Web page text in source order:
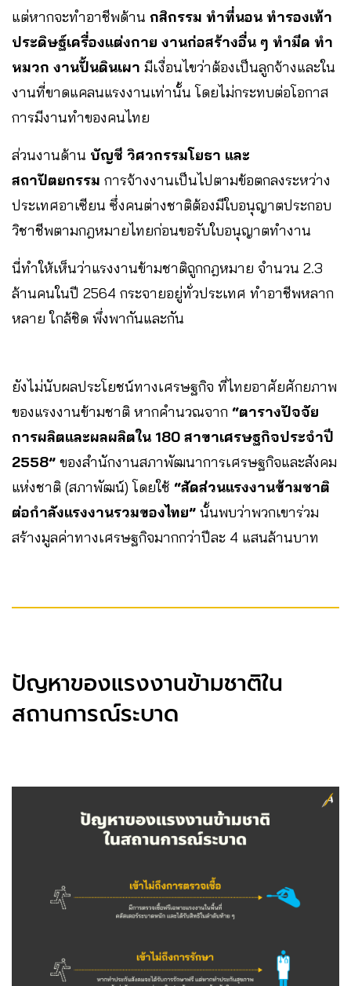
แต่หากจะทำอาชีพด้าน กสิกรรม ทำที่นอน ทำรองเท้า
ประดิษฐ์เครื่องแต่งกาย งานก่อสร้างอื่น ๆ ทำมีด ทำ
หมวก งานปั้นดินเผา มีเงื่อนไขว่าต้องเป็นลูกจ้างและใน
งานที่ขาดแคลนแรงงานเท่านั้น โดยไม่กระทบต่อโอกาส
การมีงานทำของคนไทย
ส่วนงานด้าน บัญชี วิศวกรรมโยธา และ
สถาปัตยกรรม การจ้างงานเป็นไปตามข้อตกลงระหว่าง
ประเทศอาเซียน ซึ่งคนต่างชาติต้องมีใบอนุญาตประกอบ
วิชาชีพตามกฎหมายไทยก่อนขอรับใบอนุญาตทำงาน
นี่ทำให้เห็นว่าแรงงานข้ามชาติถูกกฎหมาย จำนวน 2.3
ล้านคนในปี 2564 กระจายอยู่ทั่วประเทศ ทำอาชีพหลาก
หลาย ใกล้ชิด พึ่งพากันและกัน
ยังไม่นับผลประโยชน์ทางเศรษฐกิจ ที่ไทยอาศัยศักยภาพ
ของแรงงานข้ามชาติ หากคำนวณจาก “ตารางปัจจัย
การผลิตและผลผลิตใน 180 สาขาเศรษฐกิจประจำปี
2558” ของสำนักงานสภาพัฒนาการเศรษฐกิจและสังคม
แห่งชาติ (สภาพัฒน์) โดยใช้ “สัดส่วนแรงงานข้ามชาติ
ต่อกำลังแรงงานรวมของไทย” นั้นพบว่าพวกเขาร่วม
สร้างมูลค่าทางเศรษฐกิจมากกว่าปีละ 4 แสนล้านบาท
ปัญหาของแรงงานข้ามชาติใน
สถานการณ์ระบาด